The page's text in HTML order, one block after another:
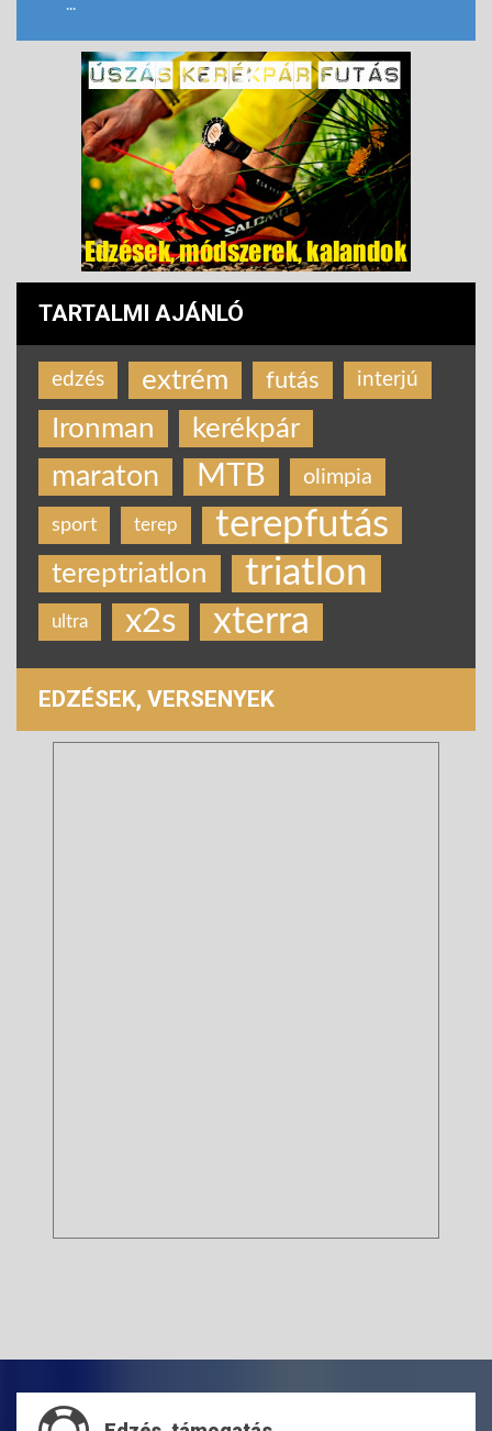
...
TARTALMI AJÁNLÓ
edzés extrém futás interjú
Ironman kerékpár
maraton MTB olimpia
sport terep terepfutás
tereptriatlon triatlon
ultra x2s xterra
EDZÉSEK, VERSENYEK